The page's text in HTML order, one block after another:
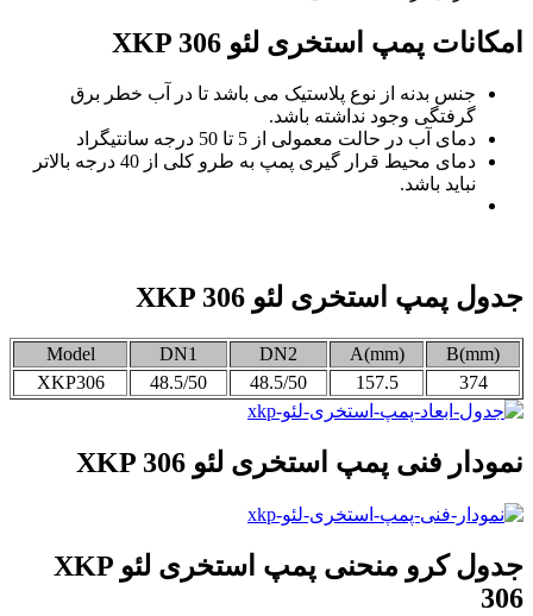
امکانات پمپ استخری لئو XKP 306
جنس بدنه از نوع پلاستیک می باشد تا در آب خطر برق
گرفتگی وجود نداشته باشد.
دمای آب در حالت معمولی از 5 تا 50 درجه سانتیگراد
دمای محیط قرار گیری پمپ به طرو کلی از 40 درجه بالاتر
نباید باشد.
جدول پمپ استخری لئو XKP 306
Model DN1 DN2 A(mm)
B(mm)
XKP306
48.5/50 48.5/50 157.5 374
نمودار فنی پمپ استخری لئو XKP 306
جدول کرو منحنی پمپ استخری لئو XKP
306